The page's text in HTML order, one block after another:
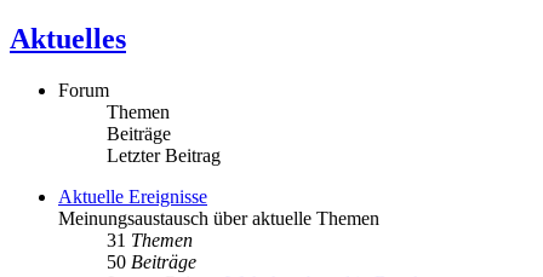
Aktuelles
Forum
Themen
Beiträge
Letzter Beitrag
Aktuelle Ereignisse
Meinungsaustausch über aktuelle Themen
31 Themen
50 Beiträge